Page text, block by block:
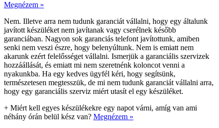
Megnézem »
Nem. Illetve arra nem tudunk garanciát vállalni, hogy egy általunk
javított készüléket nem javítanak vagy cserélnek később
garanciában. Nagyon sok garanciás telefont javítottunk, amiben
senki nem veszi észre, hogy belenyúltunk. Nem is emiatt nem
akarunk ezért felelősséget vállalni. Ismerjük a garanciális szervizek
hozzáállását, és emiatt mi nem szeretnénk koloncot venni a
nyakunkba. Ha egy kedves ügyfél kéri, hogy segítsünk,
természetesen megtesszük, de mi nem tudunk garanciát vállalni arra,
hogy egy garanciális szerviz miért utasít el egy készüléket.
+ Miért kell egyes készülékekre egy napot várni, amíg van ami
néhány órán belül kész van? Megnézem »